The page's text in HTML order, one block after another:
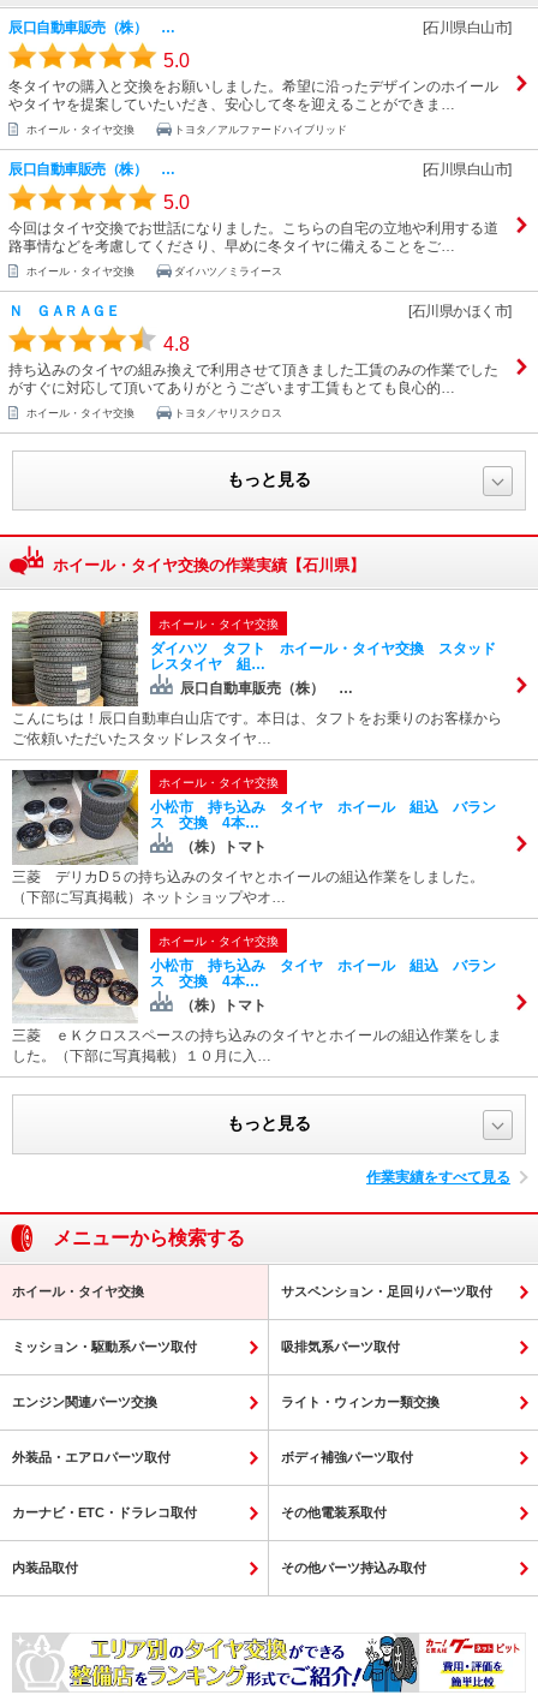
辰口自動車販売（株） … [石川県白山市]
5.0
冬タイヤの購入と交換をお願いしました。希望に沿ったデザインのホイール
やタイヤを提案していたいだき、安心して冬を迎えることができま…
ホイール・タイヤ交換 トヨタ／アルファードハイブリッド
辰口自動車販売（株） … [石川県白山市]
5.0
今回はタイヤ交換でお世話になりました。こちらの自宅の立地や利用する道
路事情などを考慮してくださり、早めに冬タイヤに備えることをご…
ホイール・タイヤ交換 ダイハツ／ミライース
Ｎ ＧＡＲＡＧＥ [石川県かほく市]
4.8
持ち込みのタイヤの組み換えで利用させて頂きました工賃のみの作業でした
がすぐに対応して頂いてありがとうございます工賃もとても良心的…
ホイール・タイヤ交換 トヨタ／ヤリスクロス
もっと見る
ホイール・タイヤ交換の作業実績【石川県】
ホイール・タイヤ交換
ダイハツ タフト ホイール・タイヤ交換 スタッド
レスタイヤ 組…
辰口自動車販売（株） …
こんにちは！辰口自動車白山店です。本日は、タフトをお乗りのお客様から
ご依頼いただいたスタッドレスタイヤ…
ホイール・タイヤ交換
小松市 持ち込み タイヤ ホイール 組込 バラン
ス 交換 4本…
（株）トマト
三菱 デリカD５の持ち込みのタイヤとホイールの組込作業をしました。
（下部に写真掲載）ネットショップやオ…
ホイール・タイヤ交換
小松市 持ち込み タイヤ ホイール 組込 バラン
ス 交換 4本…
（株）トマト
三菱 ｅＫクロススペースの持ち込みのタイヤとホイールの組込作業をしま
した。（下部に写真掲載）１０月に入…
もっと見る
作業実績をすべて見る
メニューから検索する
ホイール・タイヤ交換 サスペンション・足回りパーツ取付
ミッション・駆動系パーツ取付 吸排気系パーツ取付
エンジン関連パーツ交換 ライト・ウィンカー類交換
外装品・エアロパーツ取付 ボディ補強パーツ取付
カーナビ・ETC・ドラレコ取付 その他電装系取付
内装品取付 その他パーツ持込み取付